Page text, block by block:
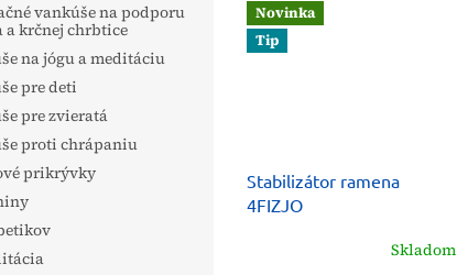
vankúše na podporu
a krčnej chrbtice
na jógu a meditáciu
pre deti
pre zvieratá
proti chrápaniu
prikrývky
Novinka
Tip
Stabilizátor ramena
4FIZJO
Skladom